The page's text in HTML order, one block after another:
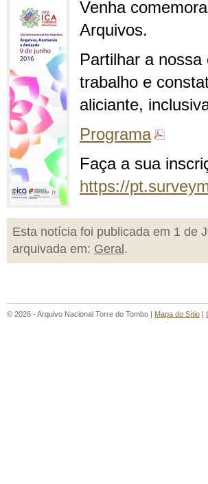
Venha
Arquivos.
Partilhar a
trabalho e
aliciante,
Programa
Faça a sua
https://
Esta notícia foi publicada em 1 de
arquivada em: Geral .
© 2026 - Arquivo Nacional Torre do Tombo | Mapa do Sítio |